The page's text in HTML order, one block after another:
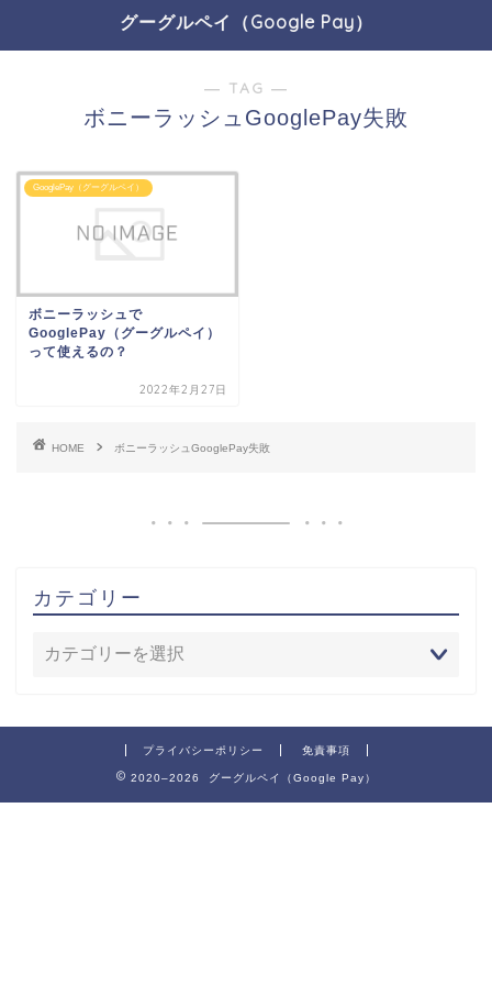
グーグルペイ（Google Pay）
― TAG ―
ボニーラッシュGooglePay失敗
GooglePay（グーグルペイ）
ボニーラッシュで
GooglePay（グーグルペイ）
って使えるの？
2022年2月27日
HOME ボニーラッシュGooglePay失敗
カテゴリー
プライバシーポリシー 免責事項
2020–2026 グーグルペイ（Google Pay）